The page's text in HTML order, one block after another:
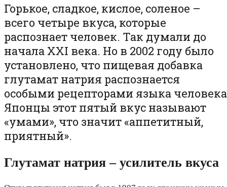
Горькое, сладкое, кислое, соленое –
всего четыре вкуса, которые
распознает человек. Так думали до
начала XXI века. Но в 2002 году было
установлено, что пищевая добавка
глутамат натрия распознается
особыми рецепторами языка
Японцы этот пятый вкус называют
«умами», что значит «аппетитный,
приятный».
Глутамат натрия – усилитель вкуса